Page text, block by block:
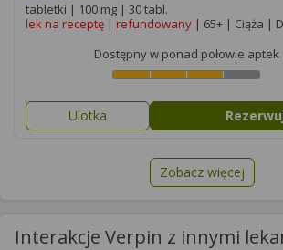
tabletki | 100 mg | 30 tabl.
lek na receptę | refundowany | 65+ | Ciąża |
Dostępny w ponad połowie aptek
Ulotka
Zobacz więcej
Interakcje Verpin z innymi